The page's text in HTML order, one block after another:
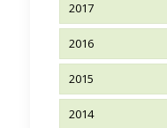
2017
2016
2015
2014